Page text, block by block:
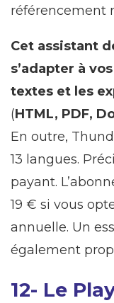
référencement
Cet assistant
s’adapter à
textes et les
(HTML, PDF,
En outre,
13 langues.
payant.
19 € si vous
annuelle. Un
également
12- Le